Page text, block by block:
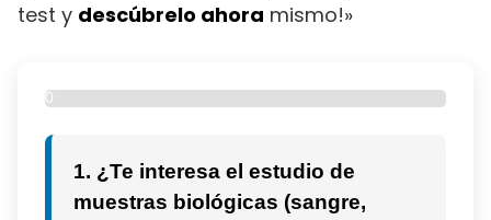
test y descúbrelo ahora mismo!»
0
1. ¿Te interesa el estudio de
muestras biológicas (sangre,